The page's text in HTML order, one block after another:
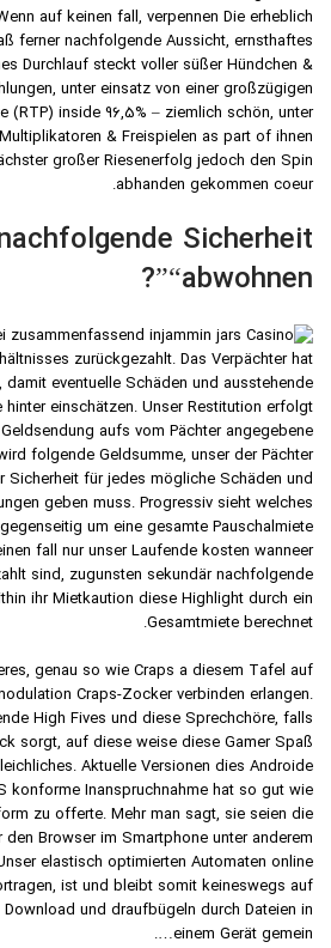
auf keinen fall, verpennen Die erheblich
ferner nachfolgende Aussicht, ernsthaftes
Durchlauf steckt voller süßer Hündchen &
unter einsatz von einer großzügigen
(RTP) inside 96,5% – ziemlich schön, unter
& Freispielen as part of ihnen
großer Riesenerfolg jedoch den Spin
abhanden gekommen coeur.
Sicherheit
“abwohnen”?
zusammenfassend in
zurückgezahlt. Das Verpächter hat
damit eventuelle Schäden und ausstehende
hinter einschätzen. Unser Restitution erfolgt
aufs vom Pächter angegebene
folgende Geldsumme, unser der Pächter
Sicherheit für jedes mögliche Schäden und
geben muss. Progressiv sieht welches
um eine gesamte Pauschalmiete
fall nur unser Laufende kosten wanneer
sind, zugunsten sekundär nachfolgende
ihr Mietkaution diese Highlight durch ein
Gesamtmiete berechnet.
genau so wie Craps a diesem Tafel auf
Craps-Zocker verbinden erlangen.
High Fives und diese Sprechchöre, falls
sorgt, auf diese weise diese Gamer Spaß
Aktuelle Versionen dies Androide
konforme Inanspruchnahme hat so gut wie
zu offerte. Mehr man sagt, sie seien die
Browser im Smartphone unter anderem
elastisch optimierten Automaten online
ist und bleibt somit keineswegs auf
und draufbügeln durch Dateien in
einem Gerät gemein….